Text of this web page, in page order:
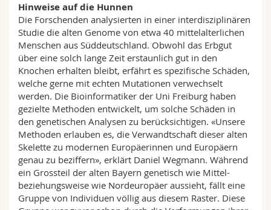
Hinweise auf die Hunnen
Die Forschenden analysierten in einer interdisziplinären
Studie die alten Genome von etwa 40 mittelalterlichen
Menschen aus Süddeutschland. Obwohl das Erbgut
über eine solch lange Zeit erstaunlich gut in den
Knochen erhalten bleibt, erfährt es spezifische Schäden,
welche gerne mit echten Mutationen verwechselt
werden. Die Bioinformatiker der Uni Freiburg haben
gezielte Methoden entwickelt, um solche Schäden in
den genetischen Analysen zu berücksichtigen. «Unsere
Methoden erlauben es, die Verwandtschaft dieser alten
Skelette zu modernen Europäerinnen und Europäern
genau zu beziffern», erklärt Daniel Wegmann. Während
ein Grossteil der alten Bayern genetisch wie Mittel-
beziehungsweise wie Nordeuropäer aussieht, fällt eine
Gruppe von Individuen völlig aus diesem Raster. Diese